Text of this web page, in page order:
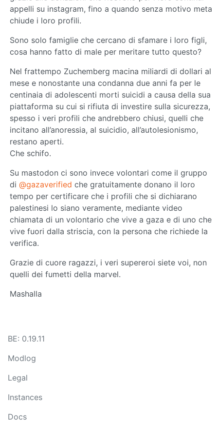
appelli su instagram, fino a quando senza motivo meta
chiude i loro profili.
Sono solo famiglie che cercano di sfamare i loro figli,
cosa hanno fatto di male per meritare tutto questo?
Nel frattempo Zuchemberg macina miliardi di dollari al
mese e nonostante una condanna due anni fa per le
centinaia di adolescenti morti suicidi a causa della sua
piattaforma su cui si rifiuta di investire sulla sicurezza,
spesso i veri profili che andrebbero chiusi, quelli che
incitano all’anoressia, al suicidio, all’autolesionismo,
restano aperti.
Che schifo.
Su mastodon ci sono invece volontari come il gruppo
di @gazaverified che gratuitamente donano il loro
tempo per certificare che i profili che si dichiarano
palestinesi lo siano veramente, mediante video
chiamata di un volontario che vive a gaza e di uno che
vive fuori dalla striscia, con la persona che richiede la
verifica.
Grazie di cuore ragazzi, i veri supereroi siete voi, non
quelli dei fumetti della marvel.
Mashalla
BE: 0.19.11
Modlog
Legal
Instances
Docs